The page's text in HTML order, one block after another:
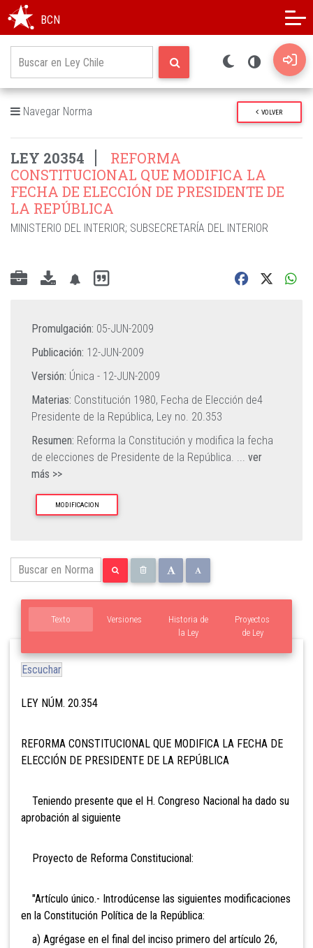
BCN
Navegar Norma VOLVER
LEY 20354
REFORMA
CONSTITUCIONAL QUE MODIFICA LA
FECHA DE ELECCIÓN DE PRESIDENTE DE
LA REPÚBLICA
MINISTERIO DEL INTERIOR; SUBSECRETARÍA DEL INTERIOR
Promulgación: 05-JUN-2009
Publicación: 12-JUN-2009
Versión: Única - 12-JUN-2009
Materias: Constitución 1980, Fecha de Elección de4
Presidente de la República, Ley no. 20.353
Resumen: Reforma la Constitución y modifica la fecha
de elecciones de Presidente de la República. ... ver
más >>
MODIFICACION
Texto Versiones
Proyectos
de Ley
Historia de
la Ley
Escuchar
LEY NÚM. 20.354
REFORMA CONSTITUCIONAL QUE MODIFICA LA FECHA DE
ELECCIÓN DE PRESIDENTE DE LA REPÚBLICA
Teniendo presente que el H. Congreso Nacional ha dado su
aprobación al siguiente
Proyecto de Reforma Constitucional:
"Artículo único.- Introdúcense las siguientes modificaciones
en la Constitución Política de la República:
a) Agrégase en el final del inciso primero del artículo 26,